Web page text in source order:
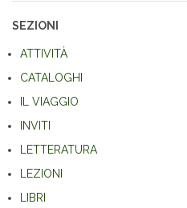
SEZIONI
ATTIVITÀ
CATALOGHI
IL VIAGGIO
INVITI
LETTERATURA
LEZIONI
LIBRI